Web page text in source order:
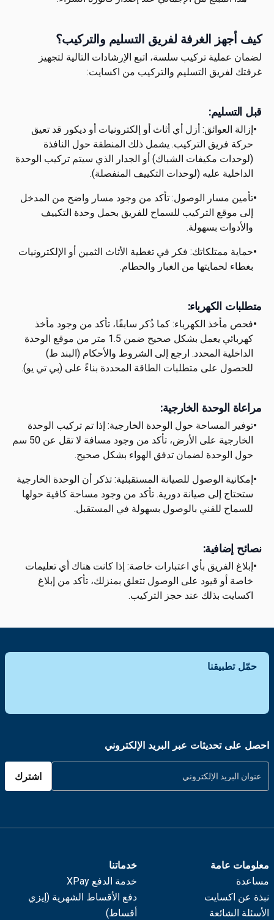
كيف أجهز الغرفة لفريق التسليم والتركيب؟
لضمان عملية تركيب سلسة، اتبع الإرشادات التالية لتجهيز
غرفتك لفريق التسليم والتركيب من اكسايت:
قبل التسليم:
• إزالة العوائق: أزل أي أثاث أو إلكترونيات أو ديكور قد تعيق
حركة فريق التركيب. يشمل ذلك المنطقة حول النافذة
(لوحدات مكيفات الشباك) أو الجدار الذي سيتم تركيب الوحدة
الداخلية عليه (لوحدات التكييف المنفصلة).
•تأمين مسار الوصول: تأكد من وجود مسار واضح من المدخل
إلى موقع التركيب للسماح للفريق بحمل وحدة التكييف
والأدوات بسهولة.
•حماية ممتلكاتك: فكر في تغطية الأثاث الثمين أو الإلكترونيات
بغطاء لحمايتها من الغبار والحطام.
متطلبات الكهرباء:
•فحص مأخذ الكهرباء: كما ذُكر سابقًا، تأكد من وجود مأخذ
كهربائي يعمل بشكل صحيح ضمن 1.5 متر من موقع الوحدة
الداخلية المحدد. ارجع إلى الشروط والأحكام (البند ط)
للحصول على متطلبات الطاقة المحددة بناءً على (بي تي يو).
مراعاة الوحدة الخارجية:
•توفير المساحة حول الوحدة الخارجية: إذا تم تركيب الوحدة
الخارجية على الأرض، تأكد من وجود مسافة لا تقل عن 50 سم
حول الوحدة لضمان تدفق الهواء بشكل صحيح.
• إمكانية الوصول للصيانة المستقبلية: تذكر أن الوحدة الخارجية
ستحتاج إلى صيانة دورية. تأكد من وجود مساحة كافية حولها
للسماح للفني بالوصول بسهولة في المستقبل.
نصائح إضافية:
• إبلاغ الفريق بأي اعتبارات خاصة: إذا كانت هناك أي تعليمات
خاصة أو قيود على الوصول تتعلق بمنزلك، تأكد من إبلاغ
اكسايت بذلك عند حجز التركيب.
حمّل تطبيقنا
احصل على تحديثات عبر البريد الإلكتروني
اشترك
معلومات عامة
مساعدة
نبذة عن اكسايت
الأسئلة الشائعة
خدماتنا
خدمة الدفع XPay
دفع الأقساط الشهرية (إيزي
أقساط)